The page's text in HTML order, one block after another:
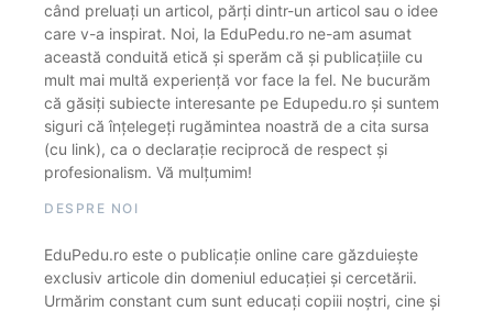
când preluați un articol, părți dintr-un articol sau o idee
care v-a inspirat. Noi, la EduPedu.ro ne-am asumat
această conduită etică și sperăm că și publicațiile cu
mult mai multă experiență vor face la fel. Ne bucurăm
că găsiți subiecte interesante pe Edupedu.ro și suntem
siguri că înțelegeți rugămintea noastră de a cita sursa
(cu link), ca o declarație reciprocă de respect și
profesionalism. Vă mulțumim!
DESPRE NOI
EduPedu.ro este o publicație online care găzduiește
exclusiv articole din domeniul educației și cercetării.
Urmărim constant cum sunt educați copiii noștri, cine și